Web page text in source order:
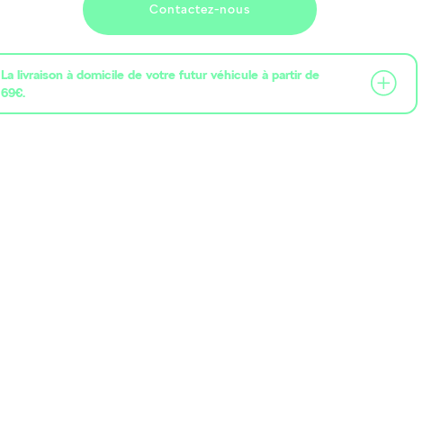
Contactez-nous
La livraison à domicile de votre futur véhicule à partir de
69€.